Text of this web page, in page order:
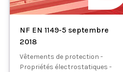
NF EN 1149-5 septembre
2018
Vêtements de protection -
Propriétés électrostatiques -